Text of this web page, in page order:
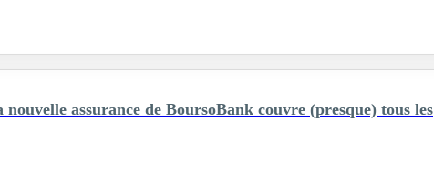
assurance de BoursoBank couvre (presque) tous les